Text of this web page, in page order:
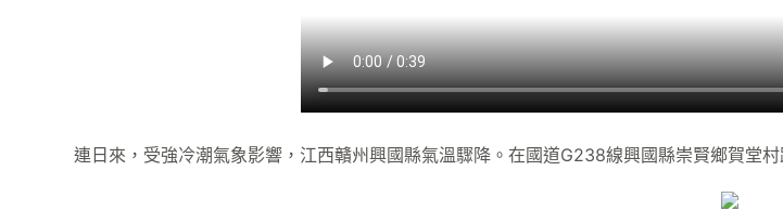
連日來，受強冷潮氣象影響，江西贛州興國縣氣溫驟降。在國道G238線興國縣崇賢鄉賀堂